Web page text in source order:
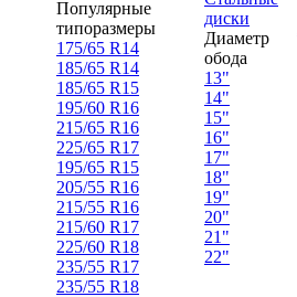
Популярные
типоразмеры
175/65 R14
185/65 R14
185/65 R15
195/60 R16
215/65 R16
225/65 R17
195/65 R15
205/55 R16
215/55 R16
215/60 R17
225/60 R18
235/55 R17
235/55 R18
диски
Диаметр
обода
13"
14"
15"
16"
17"
18"
19"
20"
21"
22"